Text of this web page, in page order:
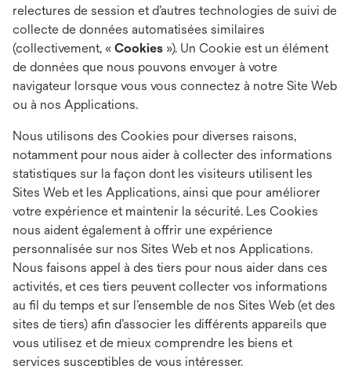
relectures de session et d’autres technologies de suivi de
collecte de données automatisées similaires
(collectivement, « Cookies »). Un Cookie est un élément
de données que nous pouvons envoyer à votre
navigateur lorsque vous vous connectez à notre Site Web
ou à nos Applications.
Nous utilisons des Cookies pour diverses raisons,
notamment pour nous aider à collecter des informations
statistiques sur la façon dont les visiteurs utilisent les
Sites Web et les Applications, ainsi que pour améliorer
votre expérience et maintenir la sécurité. Les Cookies
nous aident également à offrir une expérience
personnalisée sur nos Sites Web et nos Applications.
Nous faisons appel à des tiers pour nous aider dans ces
activités, et ces tiers peuvent collecter vos informations
au fil du temps et sur l’ensemble de nos Sites Web (et des
sites de tiers) afin d’associer les différents appareils que
vous utilisez et de mieux comprendre les biens et
services susceptibles de vous intéresser.